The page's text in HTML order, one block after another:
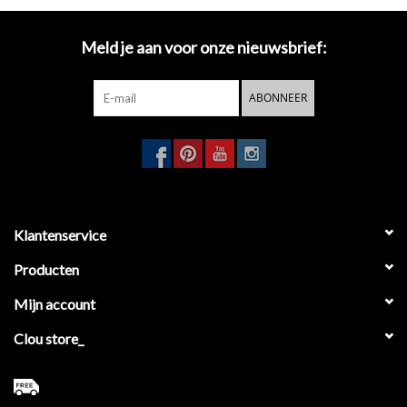
eenvoudige installatie
Het Flat handdoekstapelrek worden bevestigd met twee metalen
plaatjes die worden vastgeschroefd aan de muur. Het
Meld je aan voor onze nieuwsbrief:
ABONNEER
Klantenservice
Producten
Mijn account
Clou store_